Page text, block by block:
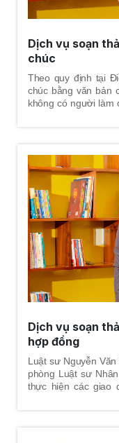
Dịch vụ soạn
chúc
Theo quy định tại
chúc bằng văn bản
không có người làm
đúng pháp luật để
Dịch vụ soạn
hợp đồng
Luật sư Nguyễn
phòng Luật sư
thực hiện các giao